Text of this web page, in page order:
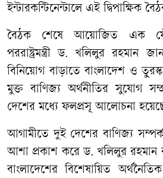
ইন্টারকন্টিনেন্টালে এই দ্বিপাক্ষিক
বৈঠক শেষে আয়োজিত এক
পররাষ্ট্রমন্ত্রী ড. খলিলুর রহমান
বিনিয়োগ বাড়াতে বাংলাদেশ ও
মুক্ত বাণিজ্য অর্থনীতির সুযোগ
দেশের মধ্যে ফলপ্রসূ আলোচনা
আগামীতে দুই দেশের বাণিজ্য
আশা প্রকাশ করে ড. খলিলুর
বাংলাদেশের বিশেষায়িত